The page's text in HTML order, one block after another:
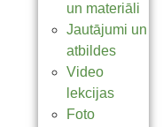
un materiāli
Jautājumi un
atbildes
Video
lekcijas
Foto